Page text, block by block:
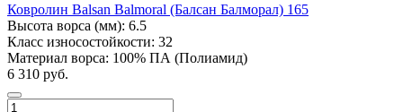
Ковролин Balsan Balmoral (Балсан Балморал) 165
Высота ворса (мм): 6.5
Класс износостойкости: 32
Материал ворса: 100% ПА (Полиамид)
6 310 руб.